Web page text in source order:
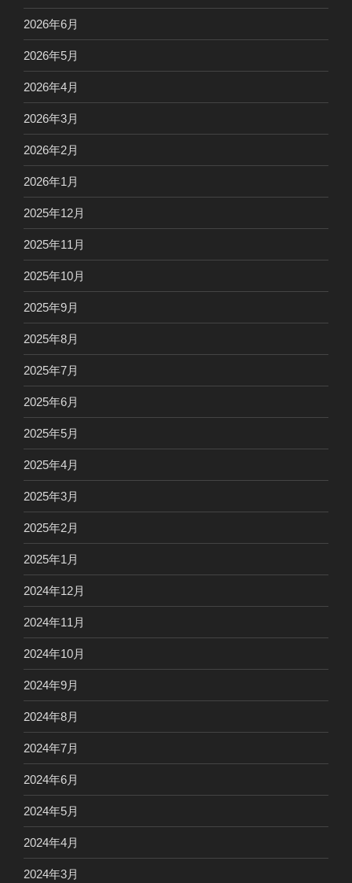
2026年6月
2026年5月
2026年4月
2026年3月
2026年2月
2026年1月
2025年12月
2025年11月
2025年10月
2025年9月
2025年8月
2025年7月
2025年6月
2025年5月
2025年4月
2025年3月
2025年2月
2025年1月
2024年12月
2024年11月
2024年10月
2024年9月
2024年8月
2024年7月
2024年6月
2024年5月
2024年4月
2024年3月